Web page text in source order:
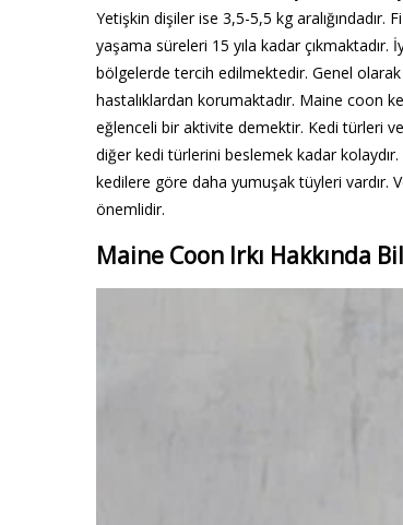
Yetişkin dişiler ise 3,5-5,5 kg
yaşama süreleri 15 yıla kadar çıkmaktadır.
bölgelerde tercih edilmektedir. Genel olarak
hastalıklardan korumaktadır. Maine coon
eğlenceli bir aktivite demektir. Kedi türleri
diğer kedi türlerini beslemek kadar
kedilere göre daha yumuşak tüyleri vardır.
önemlidir.
Maine Coon Irkı Hakkında